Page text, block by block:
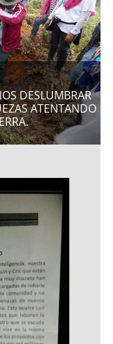
DESLUMBRAR
ATENTANDO